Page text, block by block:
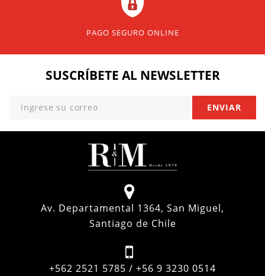
PAGO SEGURO ONLINE
SUSCRÍBETE AL NEWSLETTER
Av. Departamental 1364, San Miguel,
Santiago de Chile
+562 2521 5785 / +56 9 3230 0514